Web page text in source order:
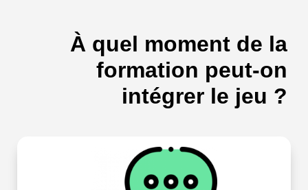
À quel moment de la
formation peut-on
intégrer le jeu ?